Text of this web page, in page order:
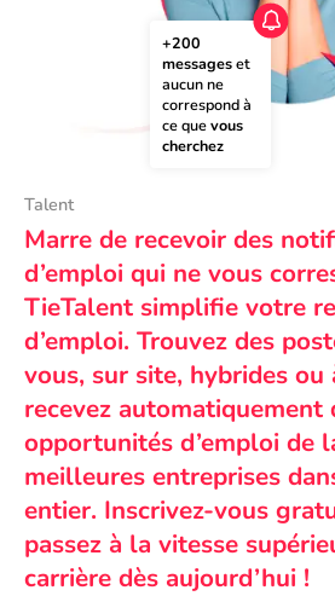
+200
messages et
aucun ne
correspond à
ce que vous
cherchez
Talent
Marre de recevoir des
d’emploi qui ne vous
TieTalent simplifie votre
d’emploi. Trouvez des
vous, sur site, hybrides ou
recevez automatiquement
opportunités d’emploi de
meilleures entreprises
entier. Inscrivez-vous
passez à la vitesse
carrière dès aujourd’hui !